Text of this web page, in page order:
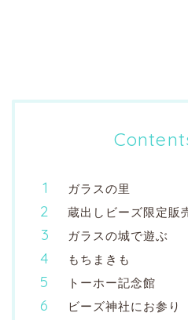
ガラスの里
蔵出しビーズ限定販
ガラスの城で遊ぶ
もちまきも
トーホー記念館
ビーズ神社にお参り